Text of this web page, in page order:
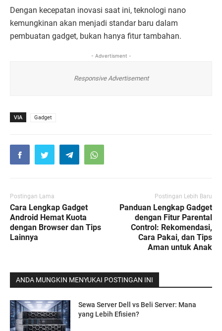
Dengan kecepatan inovasi saat ini, teknologi nano
kemungkinan akan menjadi standar baru dalam
pembuatan gadget, bukan hanya fiturtambahan.
- Advertisment -
Responsive Advertisement
VIA Gadget
Postingan Lama
Cara Lengkap Gadget
Android Hemat Kuota
dengan Browser dan Tips
Lainnya
Postingan Lebih Baru
Panduan Lengkap Gadget
dengan Fitur Parental
Control: Rekomendasi,
Cara Pakai, dan Tips
Aman untuk Anak
ANDA MUNGKIN MENYUKAI POSTINGAN INI
Sewa Server Dell vs Beli Server: Mana
yang Lebih Efisien?